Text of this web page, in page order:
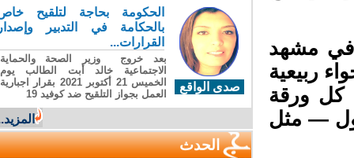
في مشهد
ربيعية
ورقة
— مثل
صدى الواقع
الحكومة بحاجة لتلقيح خاص
بالحكامة في التدبير وإصدار
القرارات...
بعد خروج وزير الصحة والحماية
الاجتماعية خالد أبت الطالب يوم
الخميس 21 أكتوبر 2021 بقرار اجبارية
العمل بجواز التلقيح ضد كوفيد 19
المزيد...
الحدث